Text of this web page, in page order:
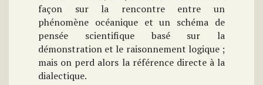
façon sur la rencontre entre un
phénomène océanique et un schéma de
pensée scientifique basé sur la
démonstration et le raisonnement logique ;
mais on perd alors la référence directe à la
dialectique.